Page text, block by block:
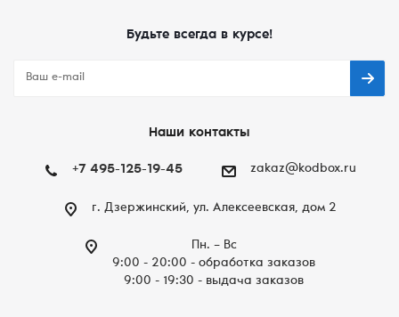
Будьте всегда в курсе!
Наши контакты
+7 495-125-19-45 zakaz@kodbox.ru
г. Дзержинский, ул. Алексеевская, дом 2
Пн. – Вc
9:00 - 20:00 - обработка заказов
9:00 - 19:30 - выдача заказов